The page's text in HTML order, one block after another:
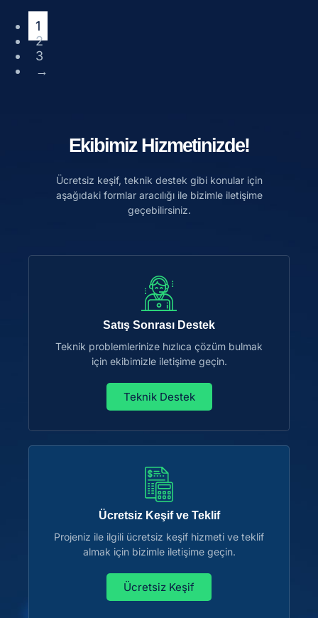
1
2
3
→
Ekibimiz Hizmetinizde!
Ücretsiz keşif, teknik destek gibi konular için
aşağıdaki formlar aracılığı ile bizimle iletişime
geçebilirsiniz.
Satış Sonrası Destek
Teknik problemlerinize hızlıca çözüm bulmak
için ekibimizle iletişime geçin.
Teknik Destek
Ücretsiz Keşif ve Teklif
Projeniz ile ilgili ücretsiz keşif hizmeti ve teklif
almak için bizimle iletişime geçin.
Ücretsiz Keşif